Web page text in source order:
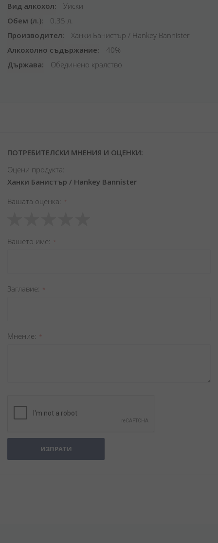
Вид алкохол
Уиски
Обем (л.)
0.35 л.
Производител
Ханки Банистър / Hankey Bannister
Алкохолно съдържание
40%
Държава
Обединено кралство
ПОТРЕБИТЕЛСКИ МНЕНИЯ И ОЦЕНКИ:
Оцени продукта:
Ханки Банистър / Hankey Bannister
Вашата оценка
star
stars
stars
stars
stars
Вашето име
Заглавиe
Мнение
ИЗПРАТИ